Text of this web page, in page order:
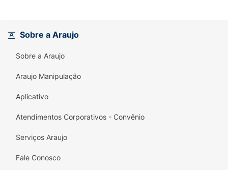
Sobre a Araujo
Sobre a Araujo
Araujo Manipulação
Aplicativo
Atendimentos Corporativos - Convênio
Serviços Araujo
Fale Conosco